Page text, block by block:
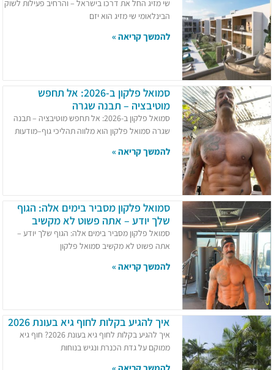
שי מזיג החל את דרכו בישראל – והרחיב פעילות לשוק
הבינלאומי שי מזיג הוא יזם
להמשך קריאה »
סמואל פלקון ב-2026: אל תחפש
מוטיבציה – תבנה שגרה
סמואל פלקון ב-2026: אל תחפש מוטיבציה – תבנה
שגרה סמואל פלקון הוא מלווה תהליכי גוף–מודעות
להמשך קריאה »
סמואל פלקון מסביר בימים אלה: הגוף
שלך יודע – אתה פשוט לא מקשיב
סמואל פלקון מסביר בימים אלה: הגוף שלך יודע –
אתה פשוט לא מקשיב סמואל פלקון
להמשך קריאה »
איך להגיע בקלות לחוף גיא בעונת 2026
איך להגיע בקלות לחוף גיא בעונת 2026? חוף גיא
ממוקם על גדת הכנרת ונגיש בנוחות